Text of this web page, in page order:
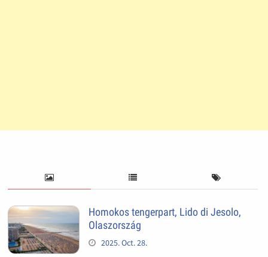
Homokos tengerpart, Lido di Jesolo,
Olaszország
2025. Oct. 28.